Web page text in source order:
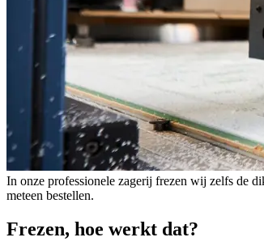
In onze professionele zagerij frezen wij zelfs de
meteen bestellen.
Frezen, hoe werkt dat?